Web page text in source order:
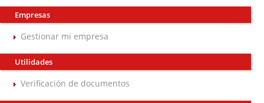
Empresas
Gestionar mi empresa
Utilidades
Verificación de documentos